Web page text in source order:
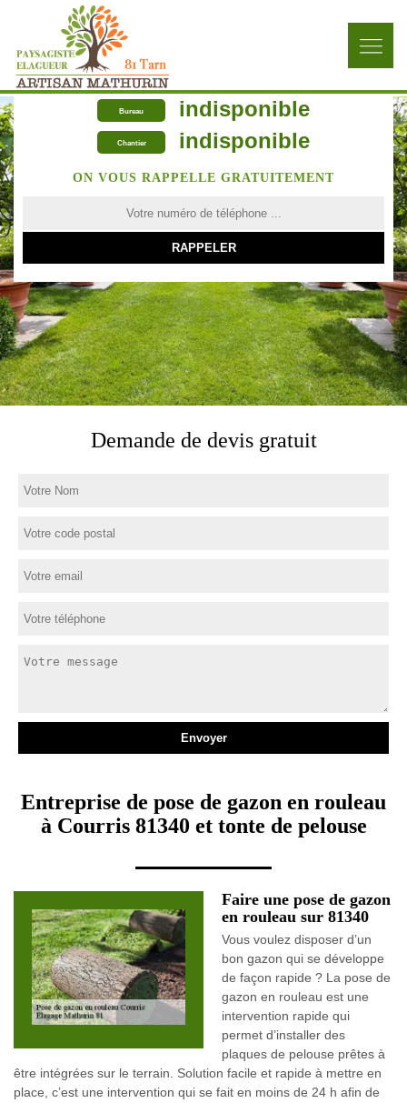
Bureau indisponible
Chantier indisponible
ON VOUS RAPPELLE GRATUITEMENT
Demande de devis gratuit
Entreprise de pose de gazon en rouleau
à Courris 81340 et tonte de pelouse
Faire une pose de gazon
en rouleau sur 81340
Vous voulez disposer d’un
bon gazon qui se développe
de façon rapide ? La pose de
gazon en rouleau est une
intervention rapide qui
permet d’installer des
plaques de pelouse prêtes à
être intégrées sur le terrain. Solution facile et rapide à mettre en
place, c’est une intervention qui se fait en moins de 24 h afin de